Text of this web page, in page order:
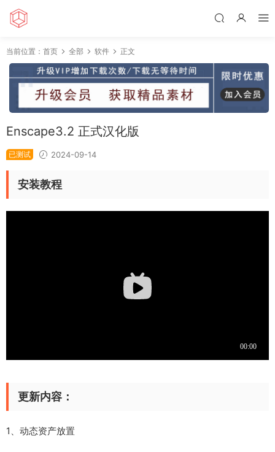
当前位置： 首页 全部 软件 正文
Enscape3.2 正式汉化版
已测试 2024-09-14
安装教程
更新内容：
1、动态资产放置